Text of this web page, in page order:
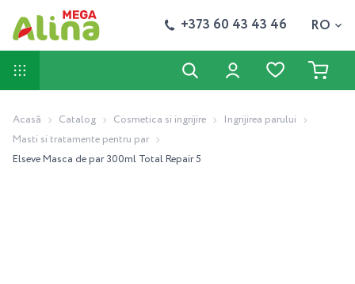
+373 60 43 43 46 RO
Acasă Catalog Cosmetica si ingrijire
Ingrijirea parului
Masti si tratamente pentru par
Elseve Masca de par 300ml Total Repair 5